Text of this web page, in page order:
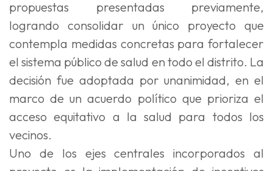
propuestas presentadas previamente,
logrando consolidar un único proyecto que
contempla medidas concretas para fortalecer
el sistema público de salud en todo el distrito. La
decisión fue adoptada por unanimidad, en el
marco de un acuerdo político que prioriza el
acceso equitativo a la salud para todos los
vecinos.
Uno de los ejes centrales incorporados al